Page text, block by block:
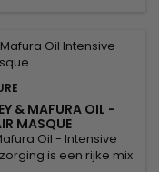
& MAFURA OIL -
MASQUE
Oil - Intensive
is een rijke mix